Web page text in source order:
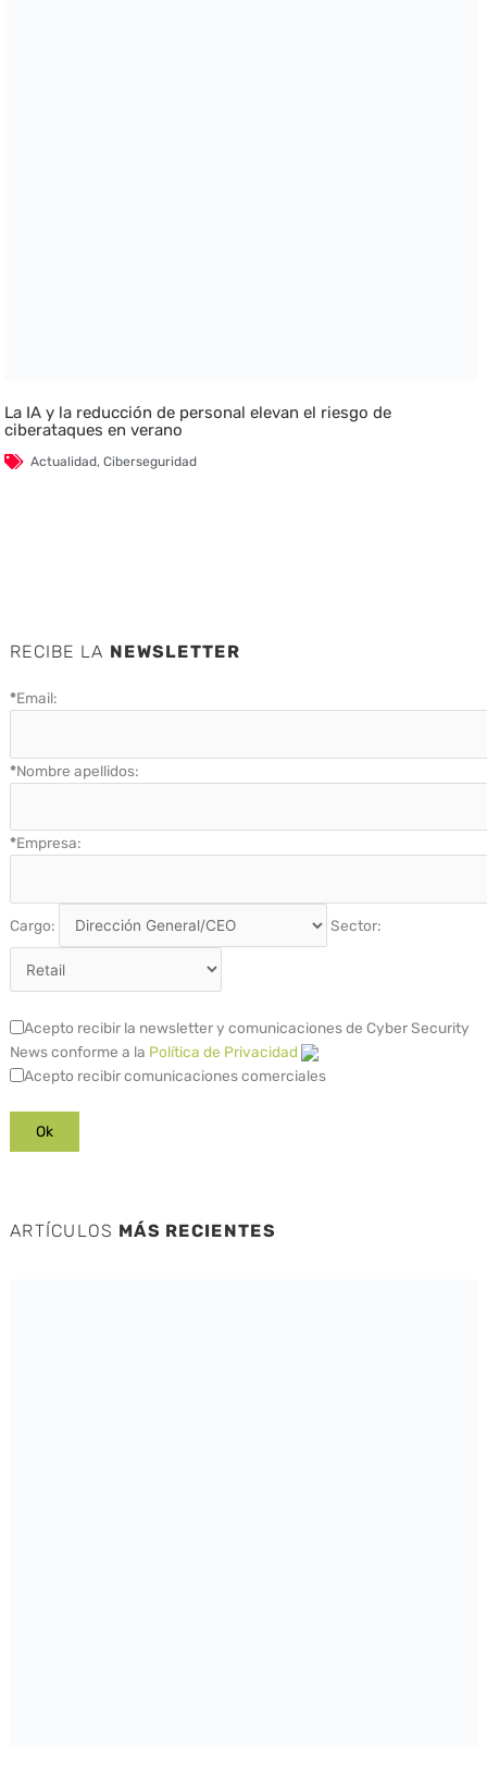
La IA y la reducción de personal elevan el riesgo de
ciberataques en verano
Actualidad,Ciberseguridad
RECIBE LA NEWSLETTER
*Email:
*Nombre apellidos:
*Empresa:
Cargo: Sector:
Acepto recibir la newsletter y comunicaciones de Cyber Security
News conforme a la Política de Privacidad
Acepto recibir comunicaciones comerciales
ARTÍCULOS MÁS RECIENTES